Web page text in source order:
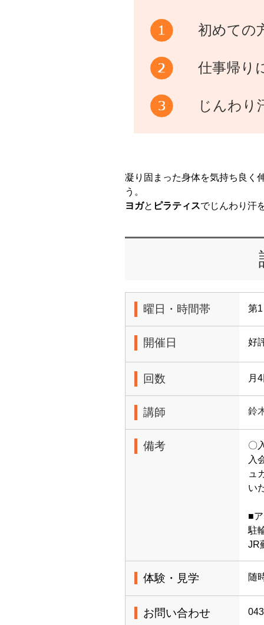
初めての
仕事帰り
じんわり
凝り固まった身体を気持ち良く
う。
ヨガと ピラティスでじんわり汗
曜日・時間帯 第
開催日 好
回数 月
講師 鈴
備考
〇
入
ュ
い
■
駐
JR
体験・見学 随
お問い合わせ